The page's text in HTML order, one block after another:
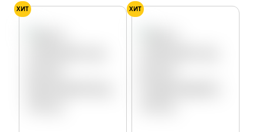
ХИТ ХИТ